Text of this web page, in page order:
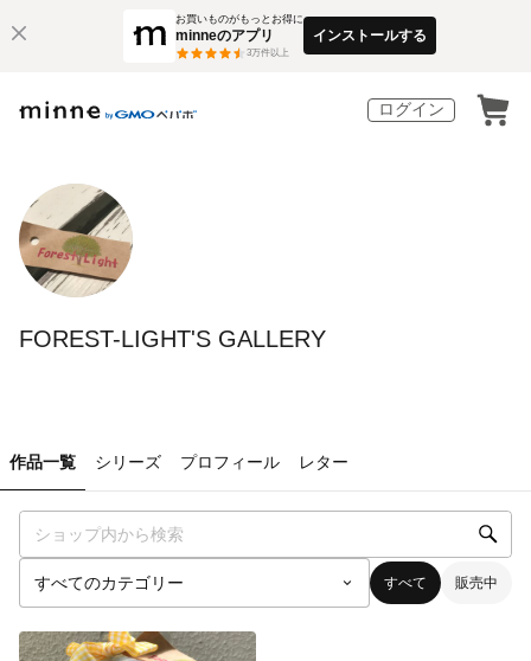
お買いものがもっとお得に
minneのアプリ
3万件以上
インストールする
ログイン
FOREST-LIGHT'S GALLERY
作品一覧 シリーズ プロフィール レター
すべて 販売中